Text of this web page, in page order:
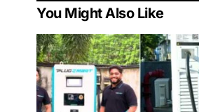
You Might Also Like